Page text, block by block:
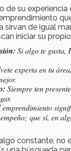
de su
sirvan de igual
iniciar su
Si algo te gusta,
experta en tu
Siempre ten
emprendimiento
que sí, en
constante, no